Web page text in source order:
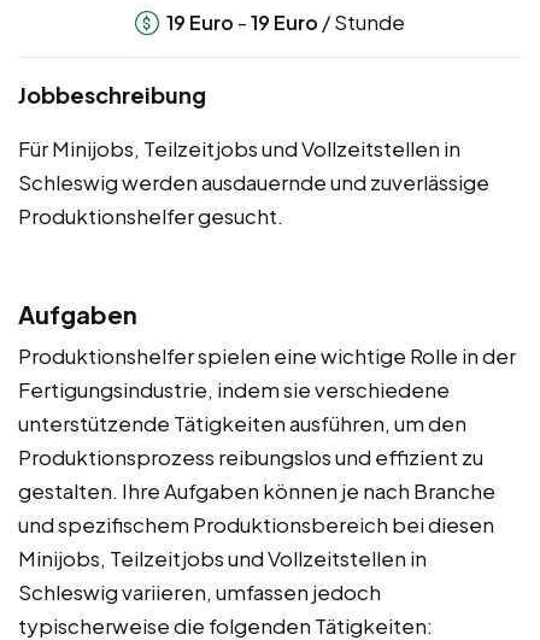
19 Euro -19 Euro / Stunde
Jobbeschreibung
Für Minijobs, Teilzeitjobs und Vollzeitstellen in
Schleswig werden ausdauernde und zuverlässige
Produktionshelfer gesucht.
Aufgaben
Produktionshelfer spielen eine wichtige Rolle in der
Fertigungsindustrie, indem sie verschiedene
unterstützende Tätigkeiten ausführen, um den
Produktionsprozess reibungslos und effizient zu
gestalten. Ihre Aufgaben können je nach Branche
und spezifischem Produktionsbereich bei diesen
Minijobs, Teilzeitjobs und Vollzeitstellen in
Schleswig variieren, umfassen jedoch
typischerweise die folgenden Tätigkeiten: